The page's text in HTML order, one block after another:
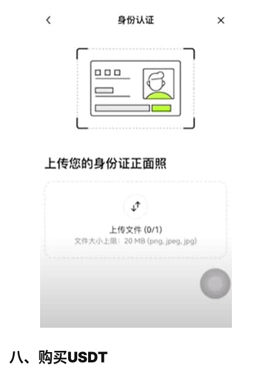
八、购买USDT